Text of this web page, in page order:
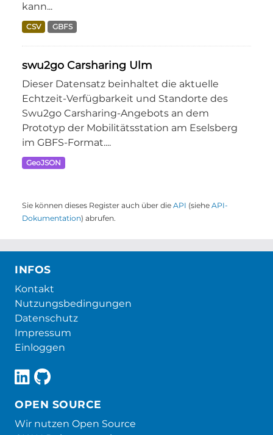
kann...
CSV GBFS
swu2go Carsharing Ulm
Dieser Datensatz beinhaltet die aktuelle
Echtzeit-Verfügbarkeit und Standorte des
Swu2go Carsharing-Angebots an dem
Prototyp der Mobilitätsstation am Eselsberg
im GBFS-Format....
GeoJSON
Sie können dieses Register auch über die API (siehe API-
Dokumentation) abrufen.
INFOS
Kontakt
Nutzungsbedingungen
Datenschutz
Impressum
Einloggen
OPEN SOURCE
Wir nutzen Open Source